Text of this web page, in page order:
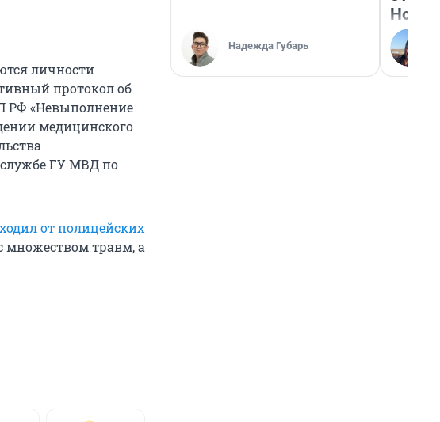
личности
протокол об
РФ «Невыполнение
медицинского
службе ГУ МВД по
от полицейских
множеством травм, а
Надежда Губарь